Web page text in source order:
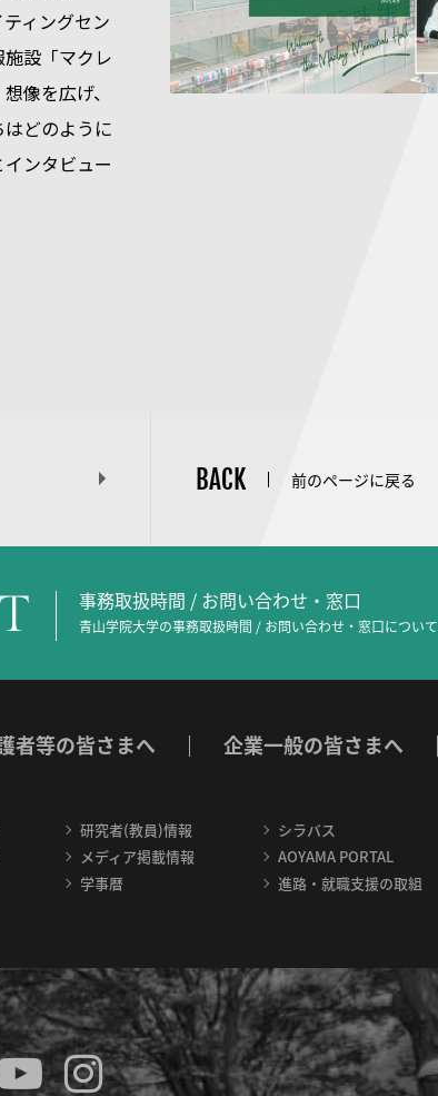
ィングセン
設「マクレ
像を広げ、
どのように
インタビュー
BACK 前のページに戻る
事務取扱時間 / お問い合わせ・窓口
青山学院大学の事務取扱時間 / お問い合わせ・窓口について
者等の皆さまへ 企業一般の皆さまへ
研究者(教員)情報
メディア掲載情報
学事暦
シラバス
AOYAMA PORTAL
進路・就職支援の取組